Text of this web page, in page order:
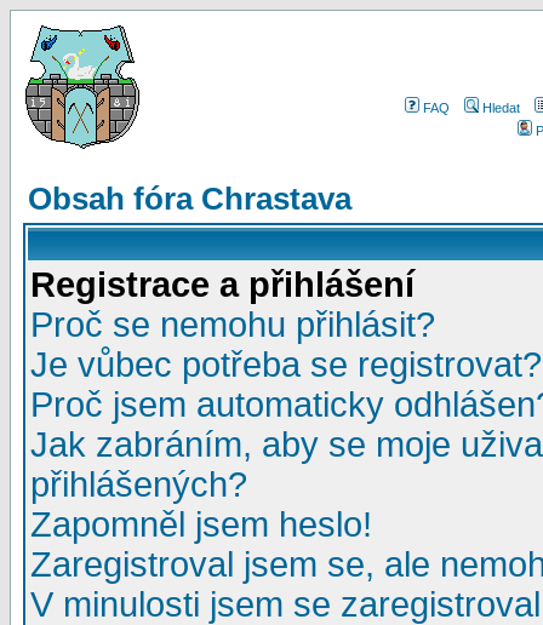
FAQ
Hledat
Obsah fóra Chrastava
Registrace a přihlášení
Proč se nemohu přihlásit?
Je vůbec potřeba se registrovat?
Proč jsem automaticky
Jak zabráním, aby se moje
přihlášených?
Zapomněl jsem heslo!
Zaregistroval jsem se, ale
V minulosti jsem se